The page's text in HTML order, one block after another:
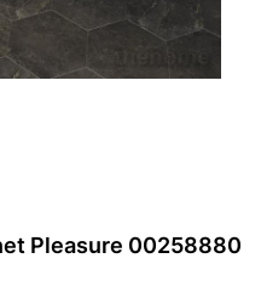
Pleasure 00258880